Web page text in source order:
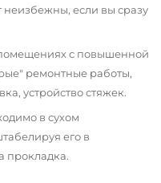
если вы сразу
с повышенной
ремонтные работы,
устройство стяжек.
в сухом
его в
прокладка.